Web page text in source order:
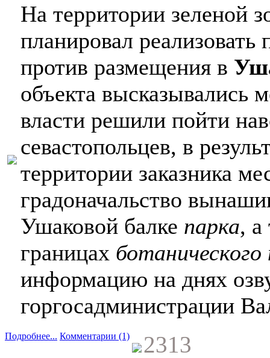
На территории зеленой
планировал
против размещения в
объекта высказывались
власти решили пойти
севастопольцев, в
территории заказника
градоначальство
Ушаковой балке парка, а
границах
информацию на днях
горгосадминистрации
Подробнее... Комментарии (1)
2313